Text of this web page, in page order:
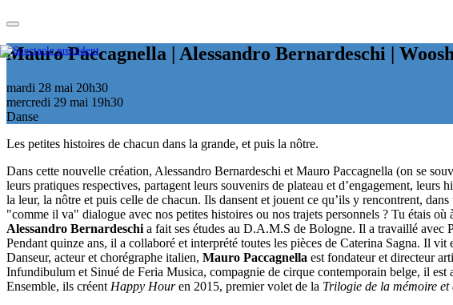
Mauro Paccagnella | Alessandro Bernardeschi |
mardi 28 mai 20h30
mercredi 29 mai 19h30
Danse
Les petites histoires de chacun dans la grande, et puis la nôtre.
Dans cette nouvelle création, Alessandro Bernardeschi et Mauro Paccagnella (on se
leurs pratiques respectives, partagent leurs souvenirs de plateau et d’engagement,
la leur, la nôtre et puis celle de chacun. Ils dansent et jouent ce qu’ils y rencontrent,
"comme il va" dialogue avec nos petites histoires ou nos trajets personnels ? Tu étais
Alessandro Bernardeschi a fait ses études au D.A.M.S de Bologne. Il a travaillé
Pendant quinze ans, il a collaboré et interprété toutes les pièces de Caterina Sagna. Il
Danseur, acteur et chorégraphe italien, Mauro Paccagnella est fondateur et directeur
Infundibulum et Sinué de Feria Musica, compagnie de cirque contemporain belge, il est
Ensemble, ils créent Happy Houren 2015, premier volet de la Trilogie de la mémoire